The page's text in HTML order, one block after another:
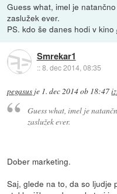
Guess what, imel je
zaslužek ever.
PS. kdo še danes hodi v kino
Smrekar1
::8. dec 2014, 08:35
pegasus je 1. dec 2014 ob 18:47
Guess what, imel je
zaslužek ever.
Dober marketing.
Saj, glede na to, da so ljudje